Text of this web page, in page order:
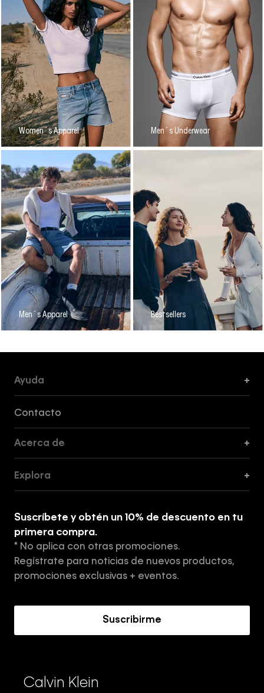
Women´s Apparel Men´s Underwear
Men´s Apparel Bestsellers
Ayuda +
Contacto
Acerca de +
Tiendas
Aviso de privacidad
Términos y Condiciones
Explora +
Suscríbete y obtén un 10% de descuento en tu
primera compra.
* No aplica con otras promociones.
Regístrate para noticias de nuevos productos,
promociones exclusivas + eventos.
Suscribirme
Calvin Klein